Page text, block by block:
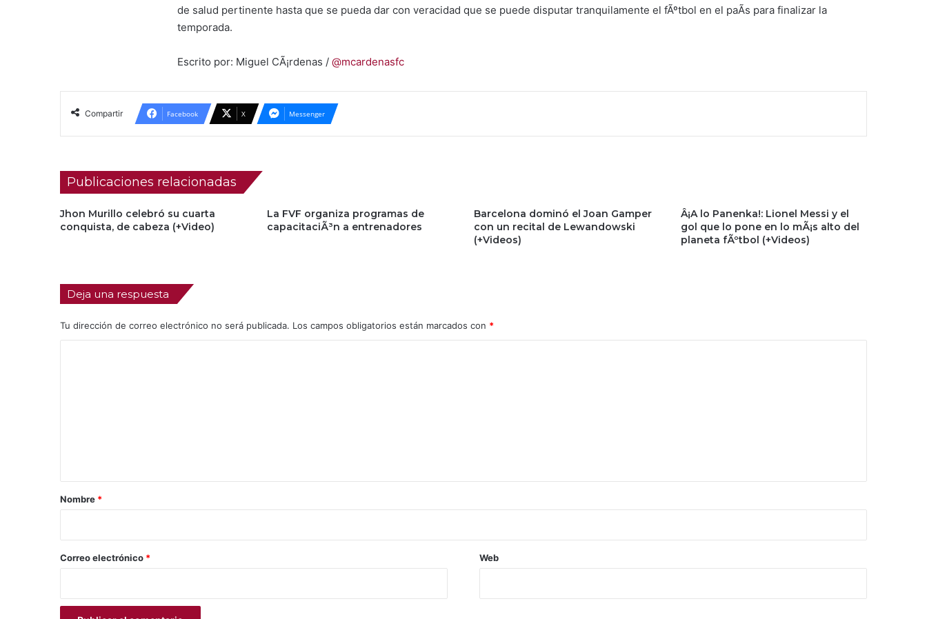
de salud pertinente hasta que se pueda dar con veracidad que se puede disputar tranquilamente el fÃºtbol en el paÃ­s para finalizar la
temporada.
Escrito por: Miguel CÃ¡rdenas / @mcardenasfc
Compartir Facebook X Messenger
Publicaciones relacionadas
Jhon Murillo celebró su cuarta
conquista, de cabeza (+Video)
La FVF organiza programas de
capacitaciÃ³n a entrenadores
Barcelona dominó el Joan Gamper
con un recital de Lewandowski
(+Videos)
Â¡A lo Panenka!: Lionel Messi y el
gol que lo pone en lo mÃ¡s alto del
planeta fÃºtbol (+Videos)
Deja una respuesta
Tu dirección de correo electrónico no será publicada. Los campos obligatorios están marcados con *
r
*
Nombre *
Correo electrónico * Web